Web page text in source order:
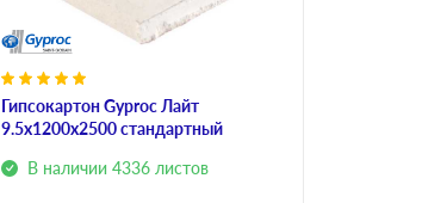
Гипсокартон Gyproc Лайт
9.5х1200х2500 стандартный
В наличии 4336 листов